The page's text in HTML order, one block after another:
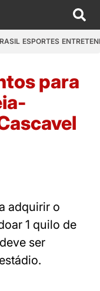
ESPORTES
para
adquirir o
1 quilo de
ser